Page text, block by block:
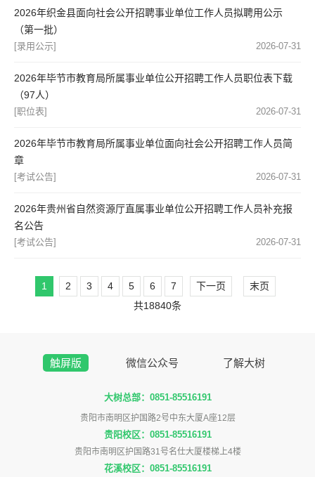
[录用公示]
2026年织金县面向社会公开招聘事业单位工作人员拟聘用公示
（第一批​）
2026-07-31
[职位表]
2026年毕节市教育局所属事业单位公开招聘工作人员职位表下载
（97人）
2026-07-31
[考试公告]
2026年毕节市教育局所属事业单位面向社会公开招聘工作人员简
章
2026-07-31
[考试公告]
2026年贵州省自然资源厅直属事业单位公开招聘工作人员补充报
名公告
2026-07-31
1 2 3 4 5 6 7 下一页
末页
共18840条
触屏版 微信公众号 了解大树
大树总部：0851-85516191
贵阳市南明区护国路2号中东大厦A座12层
贵阳校区：0851-85516191
贵阳市南明区护国路31号名仕大厦楼梯上4楼
花溪校区：0851-85516191